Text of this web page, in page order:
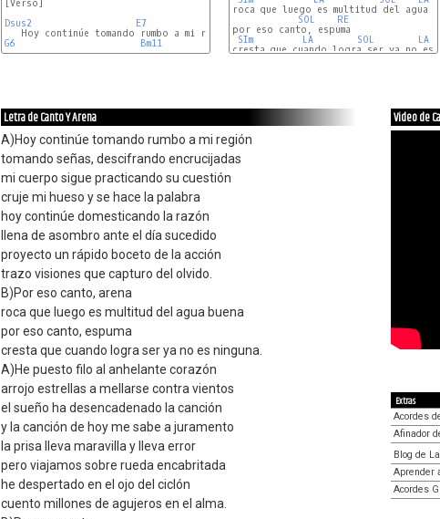
[Verso]
Dsus2
E7
G6
Bm11
roca que luego es multitud del agua
SOL
RE
por eso canto, espuma
SIm
LA SOL LA
cresta que cuando logra ser ya no es
Letra de Canto Y Arena
A)Hoy continúe tomando rumbo a mi región
tomando señas, descifrando encrucijadas
mi cuerpo sigue practicando su cuestión
cruje mi hueso y se hace la palabra
hoy continúe domesticando la razón
llena de asombro ante el día sucedido
proyecto un rápido boceto de la acción
trazo visiones que capturo del olvido.
B)Por eso canto, arena
roca que luego es multitud del agua buena
por eso canto, espuma
cresta que cuando logra ser ya no es ninguna.
A)He puesto filo al anhelante corazón
arrojo estrellas a mellarse contra vientos
el sueño ha desencadenado la canción
y la canción de hoy me sabe a juramento
la prisa lleva maravilla y lleva error
pero viajamos sobre rueda encabritada
he despertado en el ojo del ciclón
cuento millones de agujeros en el alma.
Video de
Extras
Acordes
Afinador
Blog de
Aprender
Acordes